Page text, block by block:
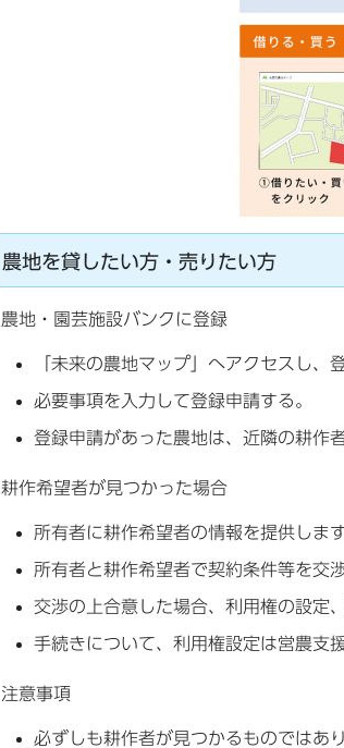
農地を貸したい方・売りたい方
農地・園芸施設バンクに登録
「未来の農地マップ」へアクセスし、
必要事項を入力して登録申請する。
登録申請があった農地は、近隣の耕作
耕作希望者が見つかった場合
所有者に耕作希望者の情報を提供します
所有者と耕作希望者で契約条件等を交
交渉の上合意した場合、利用権の設定
手続きについて、利用権設定は営農支
注意事項
必ずしも耕作者が見つかるものではあ